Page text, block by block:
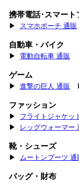
携帯電話･スマート
▶ スマホポーチ 通販
自動車・バイク
▶ 電動自転車 通販
ゲーム
▶ 進撃の巨人 通販
ファッション
▶ フライトジャケッ
▶
レッグウォーマー
靴・シューズ
▶ ムートンブーツ 通
バッグ・財布